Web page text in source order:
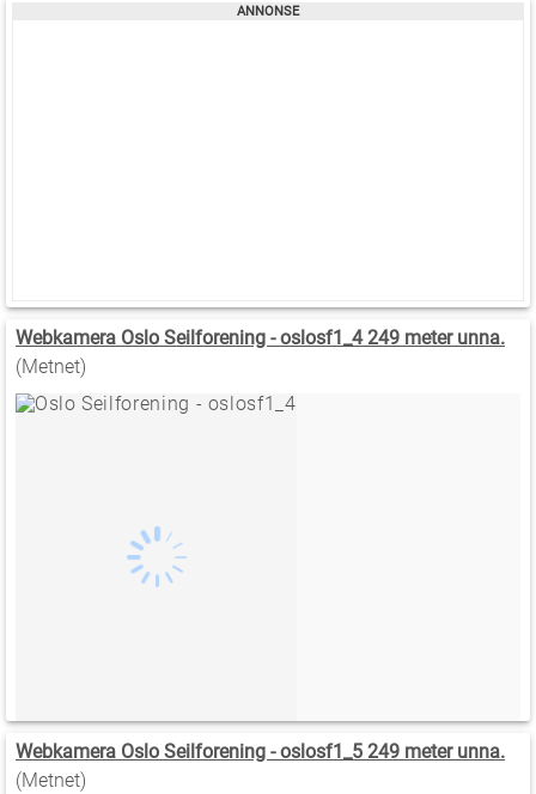
Webkamera Oslo Seilforening - oslosf1_4 249 meter unna.
(Metnet)
Webkamera Oslo Seilforening - oslosf1_5 249 meter unna.
(Metnet)